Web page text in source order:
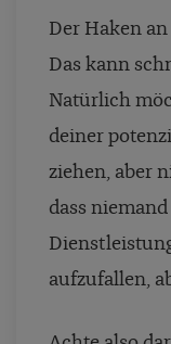
Der Haken
Das kann
Natürlich
deiner
ziehen, aber
dass
aufzufallen,